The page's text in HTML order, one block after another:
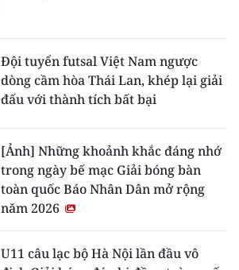
Đội tuyển futsal Việt Nam ngược
dòng cầm hòa Thái Lan, khép lại giải
đấu với thành tích bất bại
[Ảnh] Những khoảnh khắc đáng nhớ
trong ngày bế mạc Giải bóng bàn
toàn quốc Báo Nhân Dân mở rộng
năm 2026
U11 câu lạc bộ Hà Nội lần đầu vô